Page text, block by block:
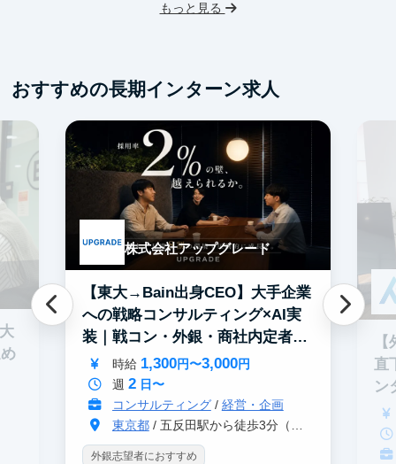
もっと見る
おすすめの長期インターン求人
株式会社アップグレード
【東大→Bain出身CEO】大手企業
への戦略コンサルティング×AI実
装｜戦コン・外銀・商社内定者多
数
時給 1,300円〜3,000円
週 2日〜
コンサルティング/ 経営・企画
東京都/ 五反田駅から徒歩3分（大崎駅から徒歩8分）
外銀志望者におすすめ
直
ン